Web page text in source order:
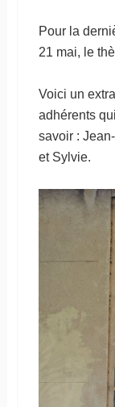
Pour la
21 mai, le
Voici un
adhérents
savoir :
et Sylvie.